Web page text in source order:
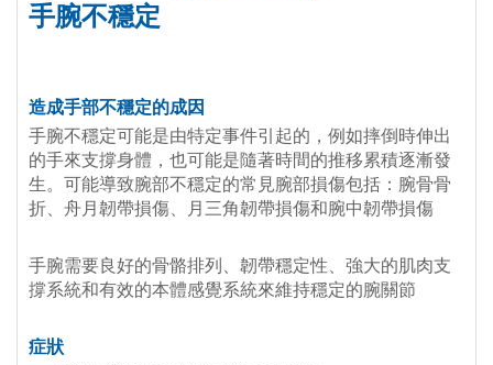
手腕不穩定
造成手部不穩定的成因
手腕不穩定可能是由特定事件引起的，例如摔倒時伸出
的手來支撐身體，也可能是隨著時間的推移累積逐漸發
生。可能導致腕部不穩定的常見腕部損傷包括：腕骨骨
折、舟月韌帶損傷、月三角韌帶損傷和腕中韌帶損傷
手腕需要良好的骨骼排列、韌帶穩定性、強大的肌肉支
撐系統和有效的本體感覺系統來維持穩定的腕關節
症狀